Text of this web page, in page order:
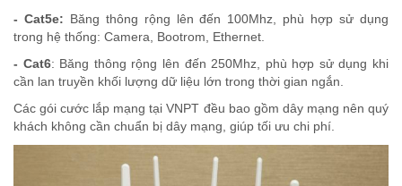
- Cat5e: Băng thông rộng lên đến 100Mhz, phù hợp sử dụng
trong hệ thống: Camera, Bootrom, Ethernet.
- Cat6: Băng thông rộng lên đến 250Mhz, phù hợp sử dụng khi
cần lan truyền khối lượng dữ liệu lớn trong thời gian ngắn.
Các gói cước lắp mạng tại VNPT đều bao gồm dây mạng nên quý
khách không cần chuẩn bị dây mạng, giúp tối ưu chi phí.